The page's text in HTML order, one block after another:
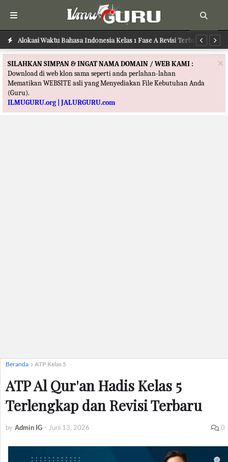
Alokasi Waktu Bahasa Indonesia Kelas 1 Fase A Revisi Terbaru
Alokasi Waktu Ushul Fikih Kelas 12 Fase F Merdeka Terbaru
×
SILAHKAN SIMPAN & INGAT NAMA DOMAIN / WEB KAMI :
Download di web klon sama seperti anda perlahan-lahan
Mematikan WEBSITE asli yang Menyediakan File Kebutuhan Anda
(Guru).
ILMUGURU.org | JALURGURU.com
Beranda ATP Kelas 5
ATP Al Qur'an Hadis Kelas 5
Terlengkap dan Revisi Terbaru
by Admin IG - Juni 13, 2026 0